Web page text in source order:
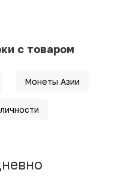
с товаром
Монеты Азии